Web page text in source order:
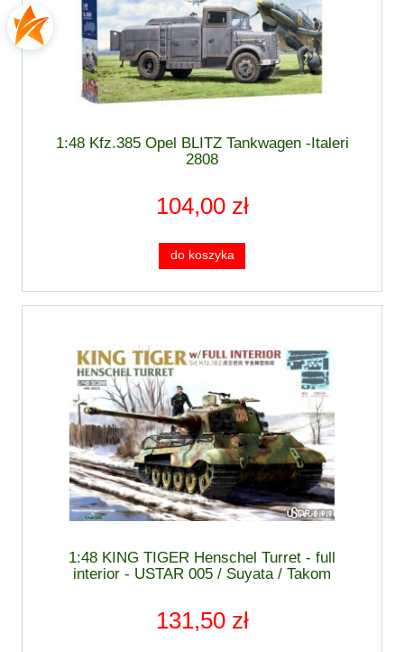
1:48 Kfz.385 Opel BLITZ Tankwagen -Italeri
2808
104,00 zł
do koszyka
1:48 KING TIGER Henschel Turret - full
interior - USTAR 005 / Suyata / Takom
131,50 zł